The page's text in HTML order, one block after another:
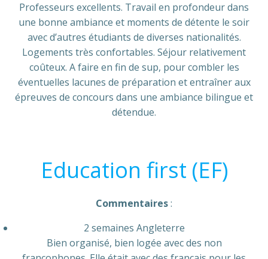
Professeurs excellents. Travail en profondeur dans
une bonne ambiance et moments de détente le soir
avec d’autres étudiants de diverses nationalités.
Logements très confortables. Séjour relativement
coûteux. A faire en fin de sup, pour combler les
éventuelles lacunes de préparation et entraîner aux
épreuves de concours dans une ambiance bilingue et
détendue.
Education first (EF)
Commentaires:
2 semaines Angleterre
Bien organisé, bien logée avec des non